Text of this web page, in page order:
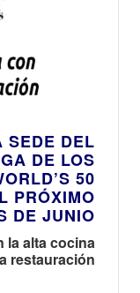
SEDE DEL
DE LOS
50
PRÓXIMO
DE JUNIO
la alta cocina
restauración